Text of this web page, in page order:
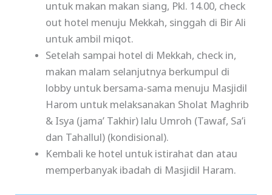
untuk makan makan siang, Pkl. 14.00, check
out hotel menuju Mekkah, singgah di Bir Ali
untuk ambil miqot.
Setelah sampai hotel di Mekkah, check in,
makan malam selanjutnya berkumpul di
lobby untuk bersama-sama menuju Masjidil
Harom untuk melaksanakan Sholat Maghrib
& Isya (jama’ Takhir) lalu Umroh (Tawaf, Sa’i
dan Tahallul) (kondisional).
Kembali ke hotel untuk istirahat dan atau
memperbanyak ibadah di Masjidil Haram.